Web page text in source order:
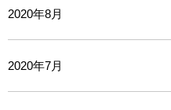
2020年8月
2020年7月